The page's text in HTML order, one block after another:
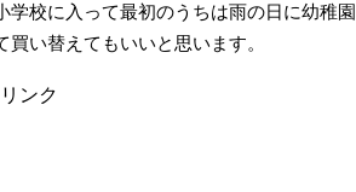
学校に入って最初のうちは雨の日に幼稚園
い替えてもいいと思います。
ンク